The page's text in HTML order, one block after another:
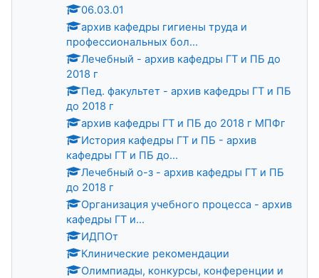
06.03.01
архив кафедры гигиены труда и
профессиональных бол...
Лечебный - архив кафедры ГТ и ПБ до
2018 г
Пед. факультет - архив кафедры ГТ и ПБ
до 2018 г
архив кафедры ГТ и ПБ до 2018 г МПФг
История кафедры ГТ и ПБ - архив
кафедры ГТ и ПБ до...
Лечебный о-з - архив кафедры ГТ и ПБ
до 2018 г
Организация учебного процесса - архив
кафедры ГТ и...
ИДПОт
Клинические рекомендации
Олимпиады, конкурсы, конференции и